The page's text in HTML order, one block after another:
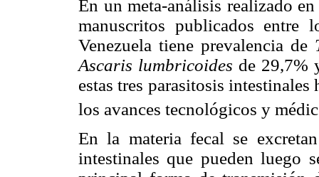
En un meta-análisis realizado
manuscritos publicados
Venezuela tiene prevalencia de
Ascaris lumbricoides de 29,7%
estas tres parasitosis
los avances tecnológicos y
En la materia fecal se
intestinales que pueden luego